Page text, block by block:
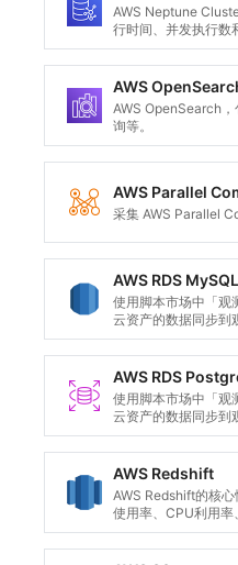
AWS Neptune
行时间、并发执行数
Neptune Cluster函
用情况。
AWS
AWS OpenSearch
询等。
AWS Parallel
采集 AWS Parallel
AWS RDS MySQL
使用脚本市场中「观
云资产的数据同步到
AWS RDS
使用脚本市场中「观
云资产的数据同步到
AWS Redshift
AWS Redshift的核
使用率、CPU利用率
这些都是评估和优化